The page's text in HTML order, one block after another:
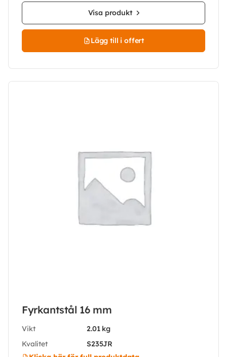
Visa produkt
Lägg till i offert
Fyrkantstål 16 mm
Vikt
2.01 kg
Kvalitet
S235JR